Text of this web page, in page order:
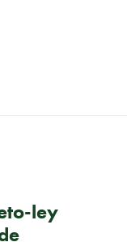
ley